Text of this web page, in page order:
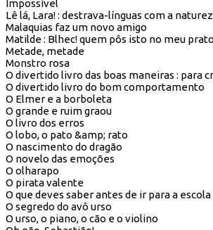
Impossível
Lê lá, Lara! : destrava-línguas com a
Malaquias faz um novo amigo
Matilde : Blhec! quem pôs isto no meu
Metade, metade
Monstro rosa
O divertido livro das boas maneiras : para
O divertido livro do bom comportamento
O Elmer e a borboleta
O grande e ruim graou
O livro dos erros
O lobo, o pato &amp; rato
O nascimento do dragão
O novelo das emoções
O olharapo
O pirata valente
O que deves saber antes de ir para a escola
O segredo do avô urso
O urso, o piano, o cão e o violino